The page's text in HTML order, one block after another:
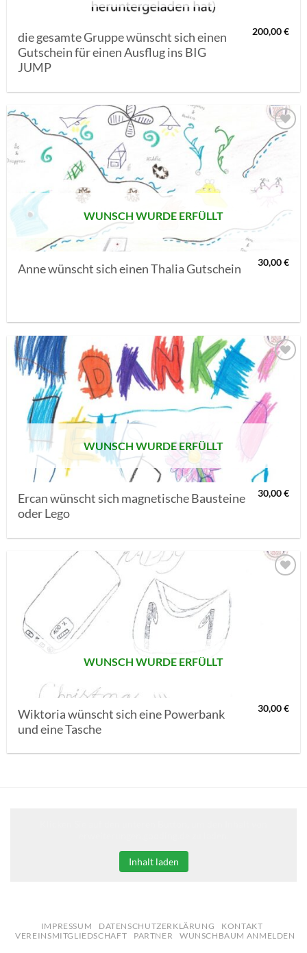
die gesamte Gruppe wünscht sich einen
Gutschein für einen Ausflug ins BIG
JUMP
200,00€
AUF MEINE
MERKLISTE
SETZEN
WUNSCH WURDE ERFÜLLT
Anne wünscht sich einen Thalia Gutschein 30,00€
AUF MEINE
MERKLISTE
SETZEN
WUNSCH WURDE ERFÜLLT
Ercan wünscht sich magnetische Bausteine
oder Lego
30,00€
WUNSCH WURDE ERFÜLLT
Wiktoria wünscht sich eine Powerbank
und eine Tasche
30,00€
Inhalt laden
IMPRESSUM DATENSCHUTZERKLÄRUNG
KONTAKT
VEREINSMITGLIEDSCHAFT
PARTNER WUNSCHBAUM ANMELDEN